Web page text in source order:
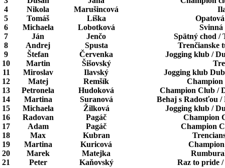
4
Nikola Marušincová
5
Tomáš Líška
6
Michaela Lobotková
Svinná
7
Ján Jenčo
Spätný chod /
8
Andrej Spusta
Trenčianske
9
Štefan Červenka
Jogging klub /
10
Martin Šišovský
11
Miroslav Ilavský
Jogging klub
12
Matej Remšík
13
Petronela Hudoková
Champion Club /
14
Martina Suranová
Behaj s Radosťou
15
Michaela Žilková
Jogging klub /
16
Radovan Pagáč
Champion
17
Adam Pagáč
Champion
18
Max Kubran
19
Martina Kuricová
20
Marek Matejka
21
Peter Kaňovský
Raz to pride